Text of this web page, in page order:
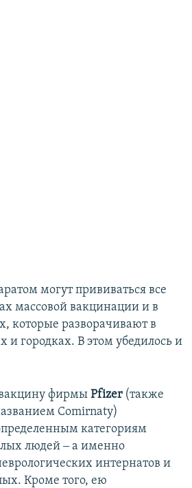
могут прививаться все
массовой вакцинации и в
которые разворачивают в
и городках. В этом убедилось и
фирмы Pfizer(также
Comirnaty)
категориям
людей ‒ а именно
интернатов и
Кроме того, ею